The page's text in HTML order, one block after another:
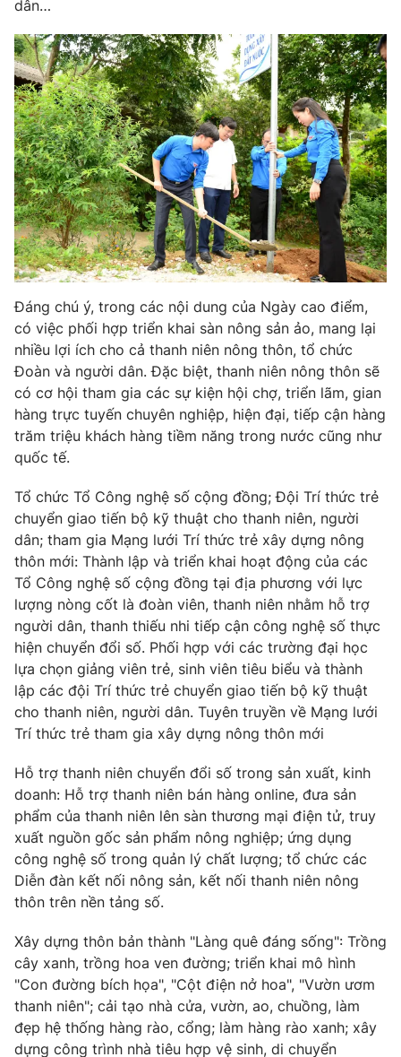
dân…
Đáng chú ý, trong các nội dung của Ngày cao điểm,
có việc phối hợp triển khai sàn nông sản ảo, mang lại
nhiều lợi ích cho cả thanh niên nông thôn, tổ chức
Đoàn và người dân. Đặc biệt, thanh niên nông thôn sẽ
có cơ hội tham gia các sự kiện hội chợ, triển lãm, gian
hàng trực tuyến chuyên nghiệp, hiện đại, tiếp cận hàng
trăm triệu khách hàng tiềm năng trong nước cũng như
quốc tế.
Tổ chức Tổ Công nghệ số cộng đồng; Đội Trí thức trẻ
chuyển giao tiến bộ kỹ thuật cho thanh niên, người
dân; tham gia Mạng lưới Trí thức trẻ xây dựng nông
thôn mới: Thành lập và triển khai hoạt động của các
Tổ Công nghệ số cộng đồng tại địa phương với lực
lượng nòng cốt là đoàn viên, thanh niên nhằm hỗ trợ
người dân, thanh thiếu nhi tiếp cận công nghệ số thực
hiện chuyển đổi số. Phối hợp với các trường đại học
lựa chọn giảng viên trẻ, sinh viên tiêu biểu và thành
lập các đội Trí thức trẻ chuyển giao tiến bộ kỹ thuật
cho thanh niên, người dân. Tuyên truyền về Mạng lưới
Trí thức trẻ tham gia xây dựng nông thôn mới
Hỗ trợ thanh niên chuyển đổi số trong sản xuất, kinh
doanh: Hỗ trợ thanh niên bán hàng online, đưa sản
phẩm của thanh niên lên sàn thương mại điện tử, truy
xuất nguồn gốc sản phẩm nông nghiệp; ứng dụng
công nghệ số trong quản lý chất lượng; tổ chức các
Diễn đàn kết nối nông sản, kết nối thanh niên nông
thôn trên nền tảng số.
Xây dựng thôn bản thành "Làng quê đáng sống": Trồng
cây xanh, trồng hoa ven đường; triển khai mô hình
"Con đường bích họa", "Cột điện nở hoa", "Vườn ươm
thanh niên"; cải tạo nhà cửa, vườn, ao, chuồng, làm
đẹp hệ thống hàng rào, cổng; làm hàng rào xanh; xây
dựng công trình nhà tiêu hợp vệ sinh, di chuyển